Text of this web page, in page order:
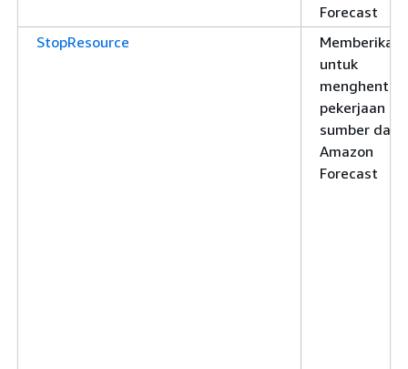
Forecast
StopResource
Memberikan
untuk
pekerjaan
sumber daya
Amazon
Forecast